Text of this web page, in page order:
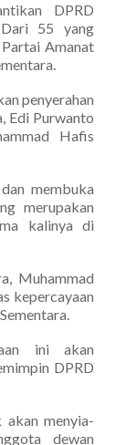
DPRD
55 yang
Amanat
penyerahan
Edi Purwanto
Hafis
membuka
merupakan
kalinya di
Muhammad
kepercayaan
ini akan
DPRD
akan menyia-
dewan